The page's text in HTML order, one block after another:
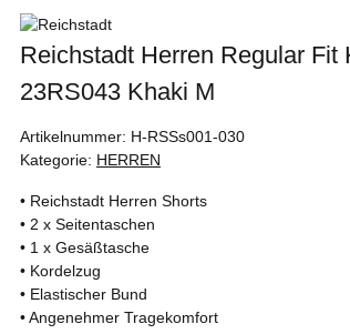
Reichstadt Herren Regular
23RS043 Khaki M
Artikelnummer: H-RSSs001-030
Kategorie: HERREN
• Reichstadt Herren Shorts
• 2 x Seitentaschen
• 1 x Gesäßtasche
• Kordelzug
• Elastischer Bund
• Angenehmer Tragekomfort